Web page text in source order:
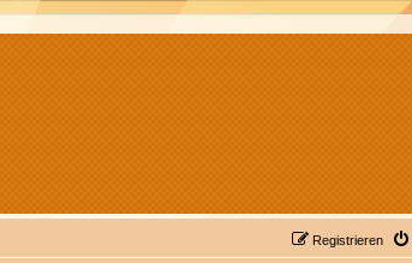
Registrieren